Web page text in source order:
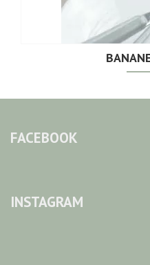
FACEBOOK
INSTAGRAM